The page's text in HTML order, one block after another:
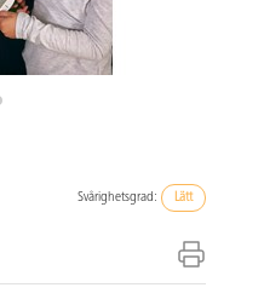
Svårighetsgrad: Lätt